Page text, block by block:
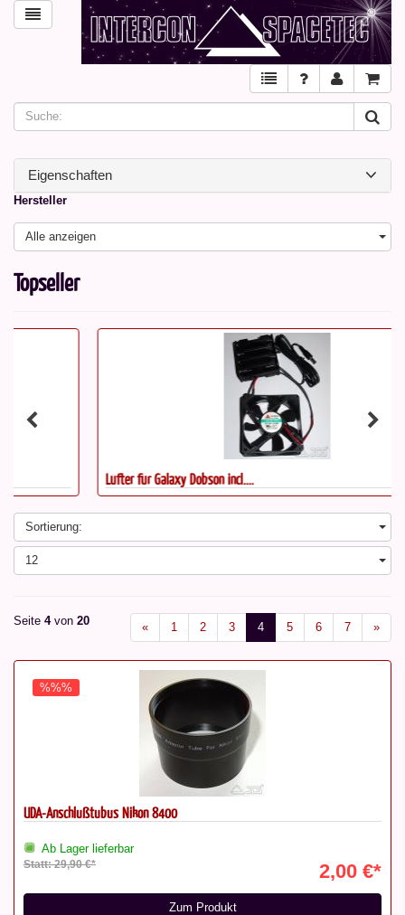
Eigenschaften
Hersteller
Alle anzeigen
Topseller
Lüfter für Galaxy Dobson incl....
Sortierung:
12
Seite 4von 20 « 1 2 3 4 5 6 7 »
%%%
UDA-Anschlußtubus Nikon 8400
Ab Lager lieferbar
Statt: 29,90 €* 2,00 €*
Zum Produkt